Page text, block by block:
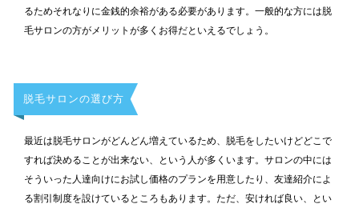
るためそれなりに金銭的余裕がある必要があります。一般的な方には脱
毛サロンの方がメリットが多くお得だといえるでしょう。
脱毛サロンの選び方
最近は脱毛サロンがどんどん増えているため、脱毛をしたいけどどこで
すれば決めることが出来ない、という人が多くいます。サロンの中には
そういった人達向けにお試し価格のプランを用意したり、友達紹介によ
る割引制度を設けているところもあります。ただ、安ければ良い、とい